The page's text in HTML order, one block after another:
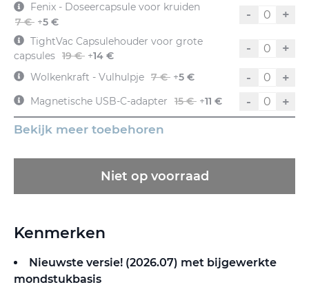
- +
Fenix - Doseercapsule voor kruiden
7 € +5 €
- +
TightVac Capsulehouder voor grote
capsules 19 € +14 €
- +
Wolkenkraft - Vulhulpje 7 € +5 €
- +
Magnetische USB-C-adapter 15 € +11 €
Bekijk meer toebehoren
Niet op voorraad
Kenmerken
Nieuwste versie! (2026.07) met bijgewerkte
mondstukbasis